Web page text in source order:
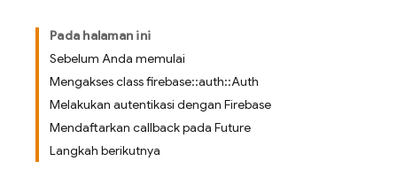
Pada halaman ini
Sebelum Anda memulai
Mengakses class firebase::auth::Auth
Melakukan autentikasi dengan Firebase
Mendaftarkan callback pada Future
Langkah berikutnya